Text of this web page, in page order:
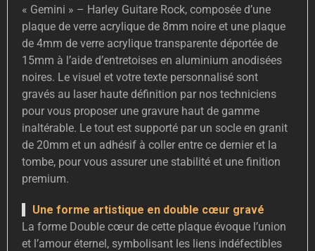
« Gemini » – Harley Guitare Rock, composée d’une
plaque de verre acrylique de 8mm noire et une plaque
de 4mm de verre acrylique transparente déportée de
15mm à l’aide d’entretoises en aluminium anodisées
noires. Le visuel et votre texte personnalisé sont
gravés au laser haute définition par nos techniciens
pour vous proposer une gravure haut de gamme
inaltérable. Le tout est supporté par un socle en granit
de 20mm et un adhésif à coller entre ce dernier et la
tombe, pour vous assurer une stabilité et une finition
premium.
Une forme artistique en double cœur gravé
La forme Double cœur de cette plaque évoque l’union
et l’amour éternel, symbolisant les liens indéfectibles